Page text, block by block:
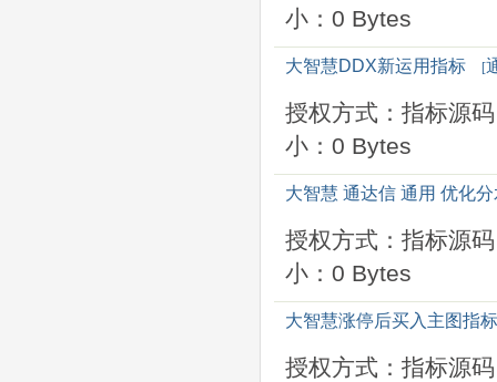
小：0 Bytes
大智慧DDX新运用指标 [
授权方式：指标源码
小：0 Bytes
大智慧 通达信 通用 优化
授权方式：指标源码
小：0 Bytes
大智慧涨停后买入主图指
授权方式：指标源码